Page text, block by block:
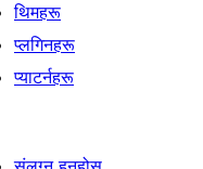
थिमहरू
प्लगिनहरू
प्याटर्नहरू